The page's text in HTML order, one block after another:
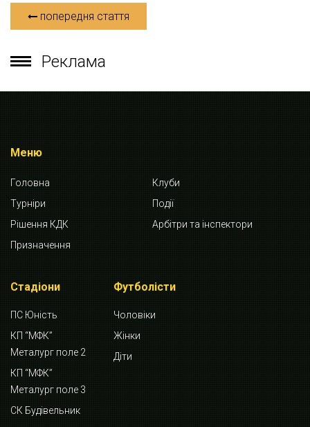
попередня стаття
Реклама
Меню
Головна
Клуби
Турніри
Події
Рішення КДК
Арбітри та інспектори
Призначення
Стадіони
ПС Юність
КП “МФК”
Металург поле 2
КП “МФК”
Металург поле 3
СК Будівельник
Футболісти
Чоловіки
Жінки
Діти